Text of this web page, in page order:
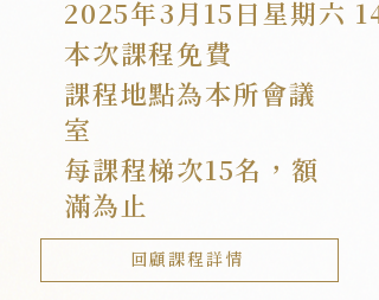
2025年3月15日星期六
本次課程免費
課程地點為本所會議
室
每課程梯次15名，額
滿為止
回顧課程詳情